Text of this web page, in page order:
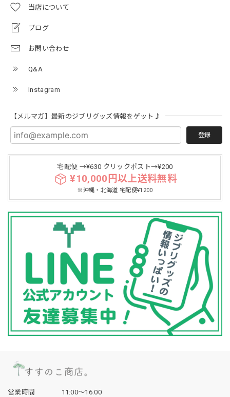
当店について
ブログ
お問い合わせ
Q&A
Instagram
【メルマガ】最新のジブリグッズ情報をゲット♪
登録
宅配便 →¥630 クリックポスト→¥200
¥10,000円以上送料無料
※沖縄・北海道 宅配便¥1200
営業時間
11:00〜16:00